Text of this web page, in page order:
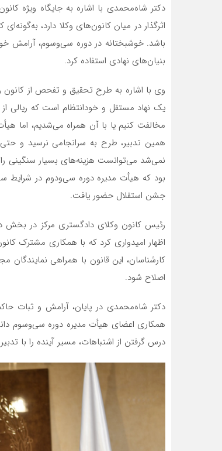
دکتر شاه‌محمدی با اشاره به جایگاه ویژه
اثرگذار در میان کانون‌های وکلا دارد،
باشد. خوشبختانه در دوره سی‌وسوم، آرامش
بنیان‌های نهادی استفاده کرد.
وی با اشاره به طرح تحقیق و تفحص از کانون
یک نهاد مستقل و خودانتظام است که ریالی
مخالفت کنیم یا با آن همراه می‌شدیم، اما
همین تدبیر، طرح به سرانجامی نرسید و
نمی‌شد می‌توانست هزینه‌های بسیار سنگینی را
بود که هیأت مدیره دوره سی‌ودوم در شرایط
جشن استقلال حضور یافت.
رئیس کانون وکلای دادگستری مرکز در بخش
اظهار امیدواری کرد که با همکاری مشترک
کارشناسان، این قانون با همراهی
اصلاح شود.
دکتر شاه‌محمدی در پایان، آرامش و ثبات
همکاری اعضای هیأت مدیره دوره سی‌وسوم
درس گرفتن از اشتباهات، مسیر آینده را با